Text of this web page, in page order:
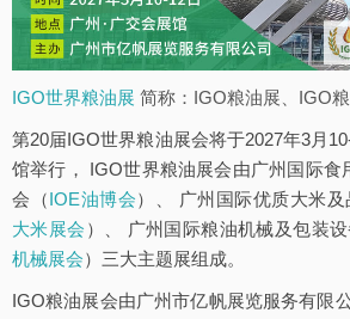
IGO世界粮油展 简称：IGO粮油展、IGO粮
第20届IGO世界粮油展会将于2027年3月
馆举行， IGO世界粮油展会由广州国际食
会（IOE油博会）、 广州国际优质大米
大米展会 ）、 广州国际粮油机械及包装
机械展会）三大主题展组成。
IGO粮油展会由广州市亿帆展览服务有限